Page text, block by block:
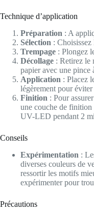
Technique d’application
Préparation : A
Sélection :
Trempage : Plongez
Décollage : Retirez le
papier avec une pince
Application : Placez
légèrement pour
Finition : Pour
une couche de finition
UV-LED pendant 2
Conseils
Expérimentation :
diverses couleurs de
ressortir les motifs
expérimenter pour
Précautions